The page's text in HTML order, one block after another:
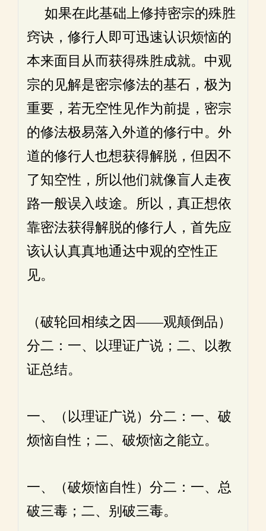
如果在此基础上修持密宗的殊胜
窍诀，修行人即可迅速认识烦恼的
本来面目从而获得殊胜成就。中观
宗的见解是密宗修法的基石，极为
重要，若无空性见作为前提，密宗
的修法极易落入外道的修行中。外
道的修行人也想获得解脱，但因不
了知空性，所以他们就像盲人走夜
路一般误入歧途。所以，真正想依
靠密法获得解脱的修行人，首先应
该认认真真地通达中观的空性正
见。
（破轮回相续之因——观颠倒品）
分二：一、以理证广说；二、以教
证总结。
一、（以理证广说）分二：一、破
烦恼自性；二、破烦恼之能立。
一、（破烦恼自性）分二：一、总
破三毒；二、别破三毒。